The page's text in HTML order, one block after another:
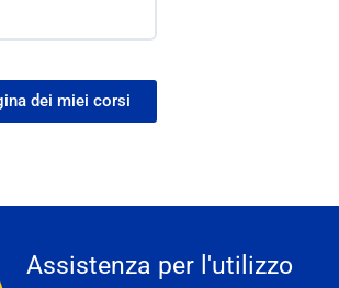
dei miei corsi
Assistenza per l'utilizzo